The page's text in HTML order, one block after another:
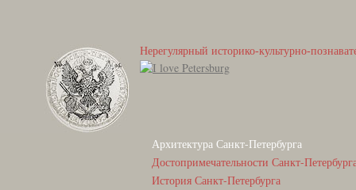
Нерегулярный историко-культурно-
Архитектура Санкт-Петербурга
Достопримечательности Санкт-
История Санкт-Петербурга